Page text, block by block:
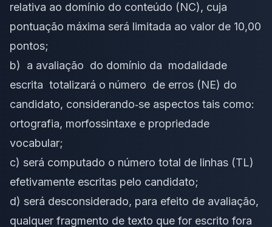
relativa ao domínio do conteúdo (NC), cuja
pontuação máxima será limitada ao valor de 10,00
pontos;
b) a avaliação do domínio da modalidade
escrita totalizará o número de erros (NE) do
candidato, considerando‐se aspectos tais como:
ortografia, morfossintaxe e propriedade
vocabular;
c) será computado o número total de linhas (TL)
efetivamente escritas pelo candidato;
d) será desconsiderado, para efeito de avaliação,
qualquer fragmento de texto que for escrito fora